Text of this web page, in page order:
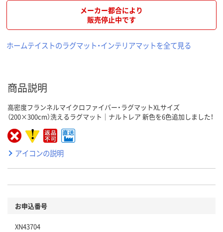
メーカー都合により
販売停止中です
ホームテイストのラグマット・インテリアマットを全て見る
商品説明
高密度フランネルマイクロファイバー・ラグマットXLサイズ
（200×300cm）洗えるラグマット｜ナルトレア 新色を6色追加しました！
アイコンの説明
お申込番号
XN43704